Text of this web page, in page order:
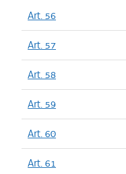
Art. 56
Art. 57
Art. 58
Art. 59
Art. 60
Art. 61